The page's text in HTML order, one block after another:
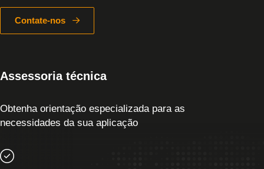
Contate-nos
Assessoria técnica
Obtenha orientação especializada para as
necessidades da sua aplicação